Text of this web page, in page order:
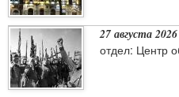
27 августа 2026
отдел: Центр